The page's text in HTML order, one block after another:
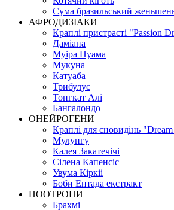
Сума бразильський
АФРОДИЗІАКИ
Краплі пристрасті "Passion
Даміана
Муіра Пуама
Мукуна
Катуаба
Трибулус
Тонгкат Алі
Бангалондо
ОНЕЙРОГЕНИ
Краплі для сновидінь
Мулунгу
Калея Закатечічі
Сілена Капенсіс
Увума Кіркіі
Боби Ентада екстракт
НООТРОПИ
Брахмі